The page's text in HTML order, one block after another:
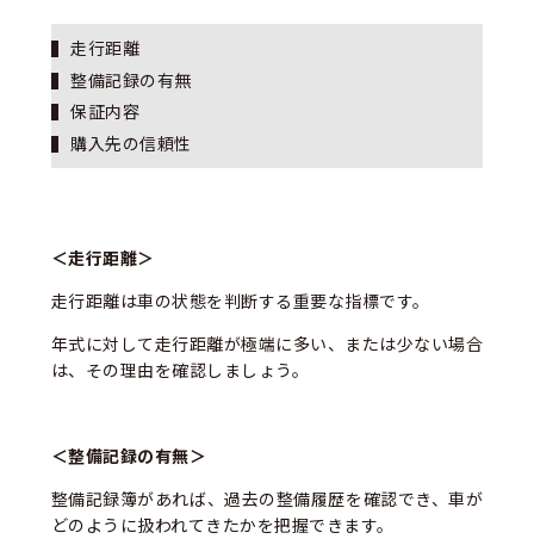
走行距離
整備記録の有無
保証内容
購入先の信頼性
＜走行距離＞
走行距離は車の状態を判断する重要な指標です。
年式に対して走行距離が極端に多い、または少ない場合
は、その理由を確認しましょう。
＜整備記録の有無＞
整備記録簿があれば、過去の整備履歴を確認でき、車が
どのように扱われてきたかを把握できます。